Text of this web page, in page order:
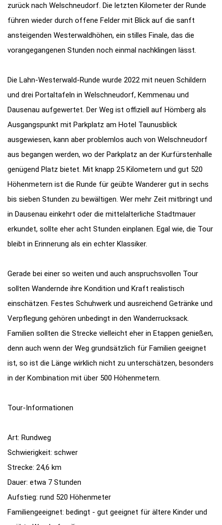
zurück nach Welschneudorf. Die letzten Kilometer der Runde
führen wieder durch offene Felder mit Blick auf die sanft
ansteigenden Westerwaldhöhen, ein stilles Finale, das die
vorangegangenen Stunden noch einmal nachklingen lässt.
Die Lahn-Westerwald-Runde wurde 2022 mit neuen Schildern
und drei Portaltafeln in Welschneudorf, Kemmenau und
Dausenau aufgewertet. Der Weg ist offiziell auf Hömberg als
Ausgangspunkt mit Parkplatz am Hotel Taunusblick
ausgewiesen, kann aber problemlos auch von Welschneudorf
aus begangen werden, wo der Parkplatz an der Kurfürstenhalle
genügend Platz bietet. Mit knapp 25 Kilometern und gut 520
Höhenmetern ist die Runde für geübte Wanderer gut in sechs
bis sieben Stunden zu bewältigen. Wer mehr Zeit mitbringt und
in Dausenau einkehrt oder die mittelalterliche Stadtmauer
erkundet, sollte eher acht Stunden einplanen. Egal wie, die Tour
bleibt in Erinnerung als ein echter Klassiker.
Gerade bei einer so weiten und auch anspruchsvollen Tour
sollten Wandernde ihre Kondition und Kraft realistisch
einschätzen. Festes Schuhwerk und ausreichend Getränke und
Verpflegung gehören unbedingt in den Wanderrucksack.
Familien sollten die Strecke vielleicht eher in Etappen genießen,
denn auch wenn der Weg grundsätzlich für Familien geeignet
ist, so ist die Länge wirklich nicht zu unterschätzen, besonders
in der Kombination mit über 500 Höhenmetern.
Tour-Informationen
Art: Rundweg
Schwierigkeit: schwer
Strecke: 24,6 km
Dauer: etwa 7 Stunden
Aufstieg: rund 520 Höhenmeter
Familiengeeignet: bedingt - gut geeignet für ältere Kinder und